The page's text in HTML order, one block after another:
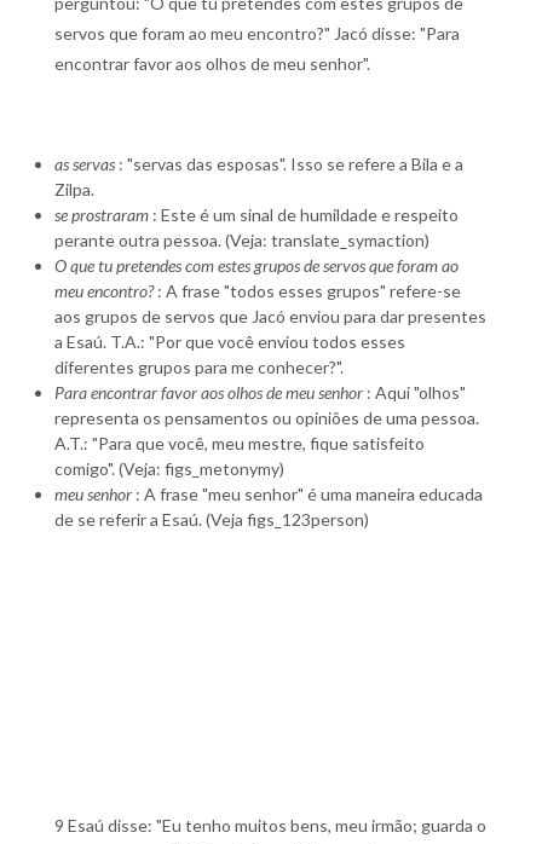
servos que foram ao meu encontro?" Jacó disse: "Para
encontrar favor aos olhos de meu senhor".
as servas : "servas das esposas". Isso se refere a Bila e a
Zilpa.
se prostraram : Este é um sinal de humildade e respeito
perante outra pessoa. (Veja: translate_symaction)
O que tu pretendes com estes grupos de servos que foram ao
meu encontro?: A frase "todos esses grupos" refere-se
aos grupos de servos que Jacó enviou para dar presentes
a Esaú. T.A.: "Por que você enviou todos esses
diferentes grupos para me conhecer?".
Para encontrar favor aos olhos de meu senhor : Aqui "olhos"
representa os pensamentos ou opiniões de uma pessoa.
A.T.: "Para que você, meu mestre, fique satisfeito
comigo". (Veja: figs_metonymy)
meu senhor : A frase "meu senhor" é uma maneira educada
de se referir a Esaú. (Veja figs_123person)
9 Esaú disse: "Eu tenho muitos bens, meu irmão; guarda o